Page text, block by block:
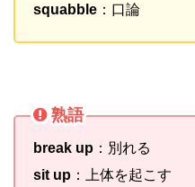
squabble ：口論
熟語
break up ：別れる
sit up ：上体を起こす